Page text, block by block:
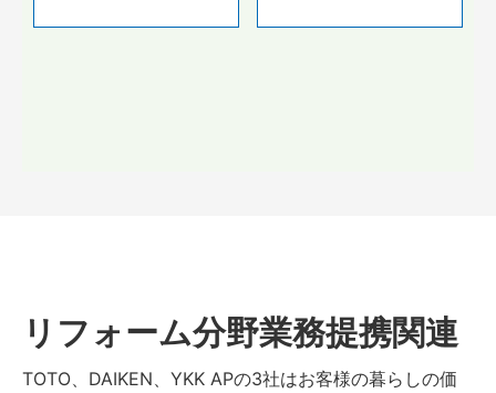
リフォーム分野業務提携関連
TOTO、DAIKEN、YKK APの3社はお客様の暮らしの価